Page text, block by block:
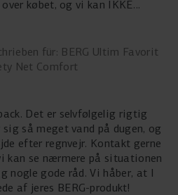
købet, og vi kan IKKE
samler der sig mega meget
ned på trampolinen.
det fjernet…
für: BERG Ultim Favorit
Net Comfort
Det er selvfølgelig rigtig
så meget vand på dugen, og
efter regnvejr. Kontakt gerne
kan se nærmere på situationen
nogle gode råd. Vi håber, at I
af jeres BERG-produkt!